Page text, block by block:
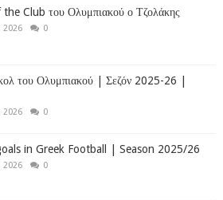
Club του Ολυμπιακού ο Τζολάκης
2026 0
του Ολυμπιακού | Σεζόν 2025-26 |
2026 0
in Greek Football | Season 2025/26
2026 0